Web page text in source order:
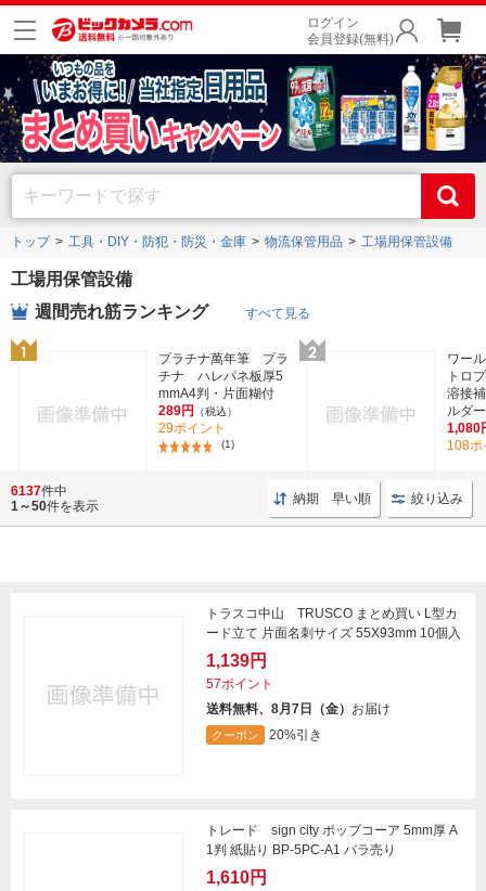
ログイン
会員登録(無料)
トップ 工具・DIY・防犯・防災・金庫 物流保管用品 工場用保管設備
工場用保管設備
週間売れ筋ランキング
すべて見る
プラチナ萬年筆 プラ
チナ ハレパネ板厚5
mmA4判・片面糊付
289円
（税込）
29ポイント
(1)
ワー
トロ
溶接
ルダ
1,080
108ポ
6137件中
1～50件を表示 納期 早い順 絞り込み
トラスコ中山 TRUSCO まとめ買い L型カ
ード立て 片面名刺サイズ 55X93mm 10個入
1,139円
57ポイント
送料無料、8月7日（金） お届け
クーポン 20%引き
トレード sign city ポップコーア 5mm厚 A
1判 紙貼り BP-5PC-A1 バラ売り
1,610円